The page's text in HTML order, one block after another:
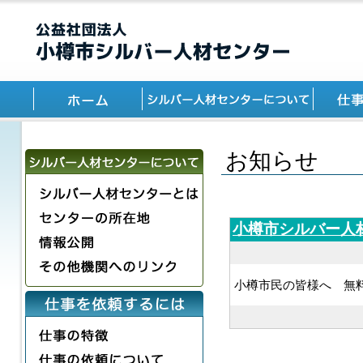
お知らせ
小樽市シルバー人
小樽市民の皆様へ 無